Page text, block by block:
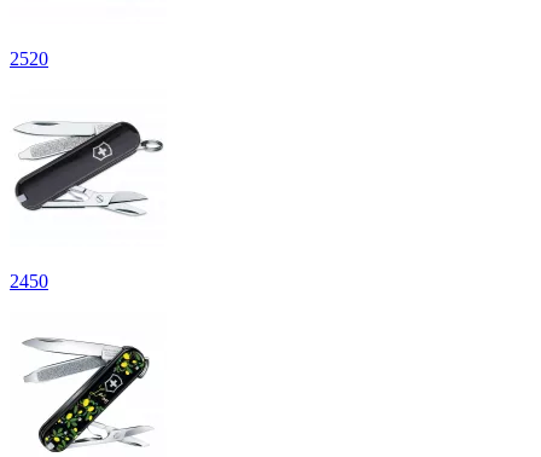
2520
2450